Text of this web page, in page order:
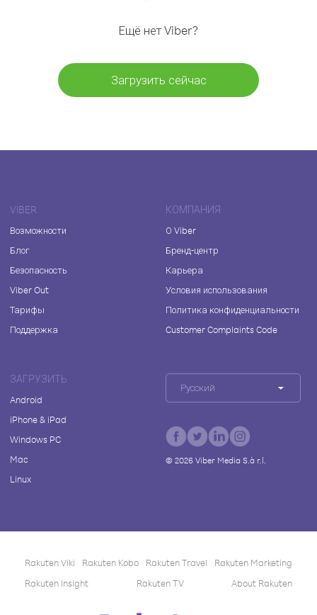
Ещё нет Viber?
Загрузить сейчас
VIBER
Возможности
Блог
Безопасность
Viber Out
Тарифы
Поддержка
КОМПАНИЯ
О Viber
Бренд-центр
Карьера
Условия использования
Политика конфиденциальности
Customer Complaints Code
ЗАГРУЗИТЬ
Android
iPhone & iPad
Windows PC
Mac
Linux
Русский
© 2026Viber Media S.à r.l.
Rakuten Viki Rakuten Kobo Rakuten Travel
Rakuten Marketing
Rakuten Insight
Rakuten TV About Rakuten